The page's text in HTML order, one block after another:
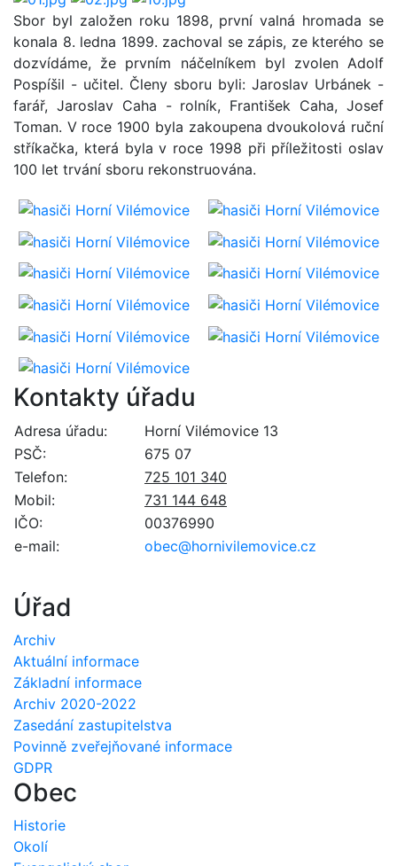
Sbor byl založen roku 1898, první valná hromada se
konala 8. ledna 1899. zachoval se zápis, ze kterého se
dozvídáme, že prvním náčelníkem byl zvolen Adolf
Pospíšil - učitel. Členy sboru byli: Jaroslav Urbánek -
farář, Jaroslav Caha - rolník, František Caha, Josef
Toman. V roce 1900 byla zakoupena dvoukolová ruční
stříkačka, která byla v roce 1998 při příležitosti oslav
100 let trvání sboru rekonstruována.
Kontakty úřadu
Adresa úřadu:
Horní Vilémovice 13
PSČ:
675 07
Telefon:
725 101 340
Mobil:
731 144 648
IČO:
00376990
e-mail:
obec@hornivilemovice.cz
Úřad
Archiv
Aktuální informace
Základní informace
Archiv 2020-2022
Zasedání zastupitelstva
Povinně zveřejňované informace
GDPR
Obec
Historie
Okolí